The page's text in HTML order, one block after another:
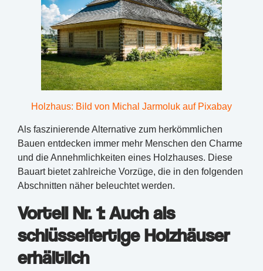
Holzhaus: Bild von Michal Jarmoluk auf Pixabay
Als faszinierende Alternative zum herkömmlichen
Bauen entdecken immer mehr Menschen den Charme
und die Annehmlichkeiten eines Holzhauses. Diese
Bauart bietet zahlreiche Vorzüge, die in den folgenden
Abschnitten näher beleuchtet werden.
Vorteil Nr. 1: Auch als
schlüsselfertige Holzhäuser
erhältlich